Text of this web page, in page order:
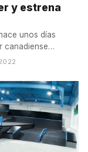
y estrena
unos días
canadiense